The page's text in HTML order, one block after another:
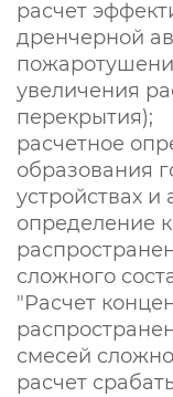
расчет
дренчерной
увеличения
перекрытия);
расчетное
образования
устройствах и
определение
сложного
"Расчет
смесей
расчет